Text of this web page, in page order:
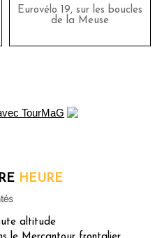
Eurovélo 19, sur les boucles
de la Meuse
HEURE
altitude